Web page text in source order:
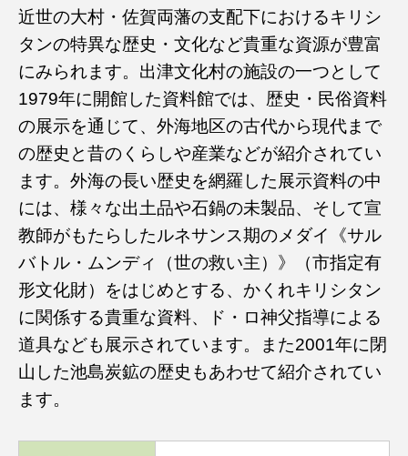
近世の大村・佐賀両藩の支配下におけるキリシ
タンの特異な歴史・文化など貴重な資源が豊富
にみられます。出津文化村の施設の一つとして
1979年に開館した資料館では、歴史・民俗資料
の展示を通じて、外海地区の古代から現代まで
の歴史と昔のくらしや産業などが紹介されてい
ます。外海の長い歴史を網羅した展示資料の中
には、様々な出土品や石鍋の未製品、そして宣
教師がもたらしたルネサンス期のメダイ《サル
バトル・ムンディ（世の救い主）》（市指定有
形文化財）をはじめとする、かくれキリシタン
に関係する貴重な資料、ド・ロ神父指導による
道具なども展示されています。また2001年に閉
山した池島炭鉱の歴史もあわせて紹介されてい
ます。